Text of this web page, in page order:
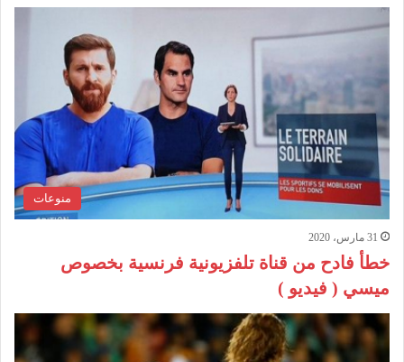
منوعات
31 مارس، 2020
خطأ فادح من قناة تلفزيونية فرنسية بخصوص
ميسي ( فيديو )